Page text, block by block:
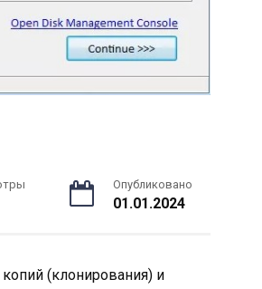
Опубликовано
01.01.2024
копий (клонирования) и